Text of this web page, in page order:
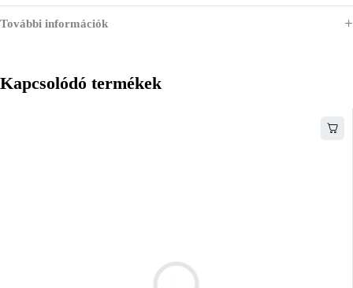
További információk
Kapcsolódó termékek